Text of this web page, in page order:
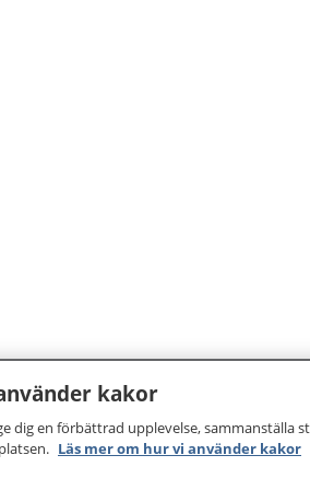
kakor
dig en förbättrad upplevelse, sammanställa
Läs mer om hur vi använder kakor